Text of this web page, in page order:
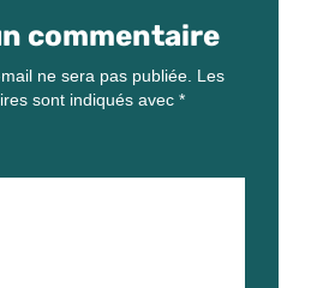
commentaire
ne sera pas publiée. Les
sont indiqués avec *